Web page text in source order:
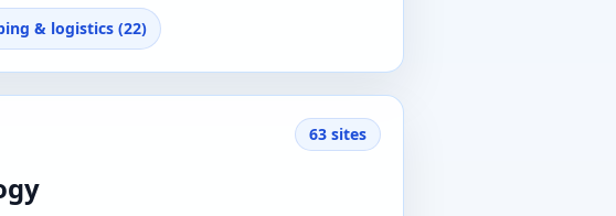
& logistics (22)
63 sites